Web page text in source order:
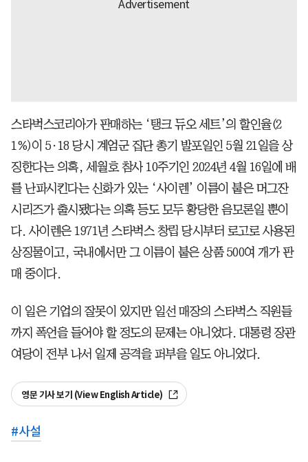
스타벅스코리아가 판매하는 ‘탱크 듀오 세트’의 할인율(2
1%)이 5·18 당시 계엄군 집단 총기 발포일인 5월 21일을 상
징한다는 의혹, 세월호 참사 10주기인 2024년 4월 16일에 배
를 난파시킨다는 신화가 있는 ‘사이렌’ 이름이 붙은 머그잔
시리즈가 출시됐다는 의혹 등도 모두 황당한 음모론일 뿐이
다. 사이렌은 1971년 스타벅스 창립 당시부터 로고로 사용된
상징물이고, 국내에서만 그 이름이 붙은 상품 500여 개가 판
매 중이다.
이 일은 기업의 잘못이 있지만 일선 매장의 스타벅스 직원들
까지 폭언을 들어야 할 정도의 문제는 아니었다. 대통령 장관
여당이 전부 나서 일제 공격을 퍼부을 일도 아니었다.
영문 기사 보기 (View English Article)
#사설